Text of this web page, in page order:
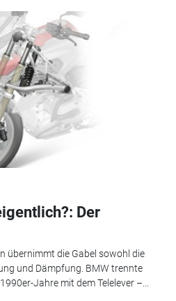
Der
übernimmt die Gabel sowohl die
und Dämpfung. BMW trennte
Jahre mit dem Telelever –...